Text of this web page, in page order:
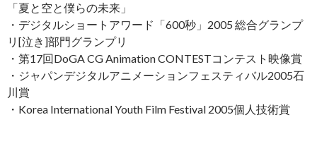
「夏と空と僕らの未来」
・デジタルショートアワード「600秒」2005 総合グランプ
リ[泣き]部門グランプリ
・第17回DoGA CG Animation CONTESTコンテスト映像賞
・ジャパンデジタルアニメーションフェスティバル2005石
川賞
・Korea International Youth Film Festival 2005個人技術賞